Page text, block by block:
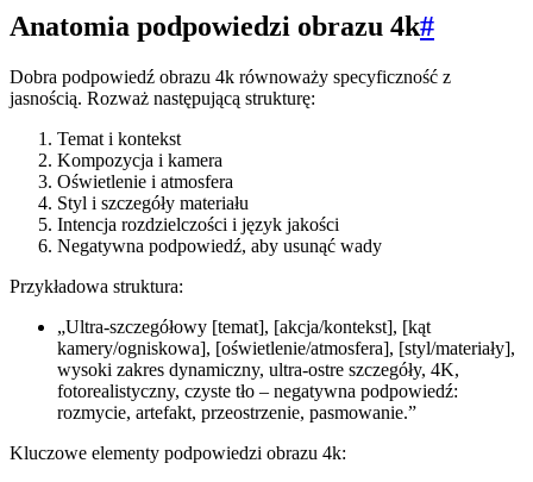
Anatomia podpowiedzi obrazu 4k#
Dobra podpowiedź obrazu 4k równoważy specyficzność z
jasnością. Rozważ następującą strukturę:
Temat i kontekst
Kompozycja i kamera
Oświetlenie i atmosfera
Styl i szczegóły materiału
Intencja rozdzielczości i język jakości
Negatywna podpowiedź, aby usunąć wady
Przykładowa struktura:
„Ultra-szczegółowy [temat], [akcja/kontekst], [kąt
kamery/ogniskowa], [oświetlenie/atmosfera], [styl/materiały],
wysoki zakres dynamiczny, ultra-ostre szczegóły, 4K,
fotorealistyczny, czyste tło – negatywna podpowiedź:
rozmycie, artefakt, przeostrzenie, pasmowanie.”
Kluczowe elementy podpowiedzi obrazu 4k: